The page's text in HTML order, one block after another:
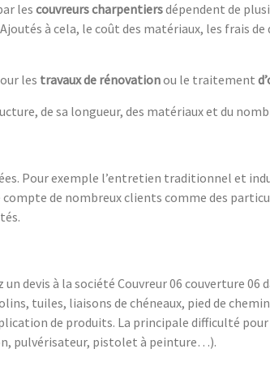
les couvreurs charpentiersdépendent de
à cela, le coût des matériaux, les frais
les travaux de rénovationou le traitement
de sa longueur, des matériaux et du
Pour exemple l’entretien traditionnel et
de nombreux clients comme des
devis à la société Couvreur 06 couverture 06
tuiles, liaisons de chéneaux, pied de
de produits. La principale difficulté
pulvérisateur, pistolet à peinture…).